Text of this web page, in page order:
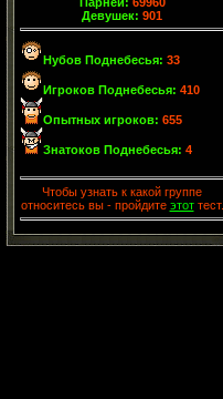
Девушек: 901
Нубов Поднебесья: 33
Игроков Поднебесья: 410
Опытных игроков: 655
Знатоков Поднебесья: 4
Чтобы узнать к какой группе
относитесь вы - пройдите этоттест.